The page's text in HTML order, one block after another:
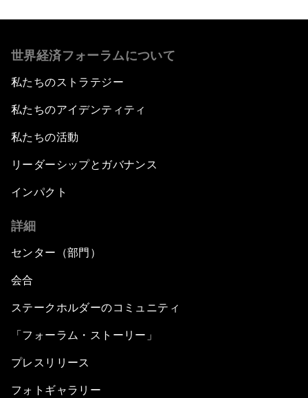
世界経済フォーラムについて
私たちのストラテジー
私たちのアイデンティティ
私たちの活動
リーダーシップとガバナンス
インパクト
詳細
センター（部門）
会合
ステークホルダーのコミュニティ
「フォーラム・ストーリー」
プレスリリース
フォトギャラリー